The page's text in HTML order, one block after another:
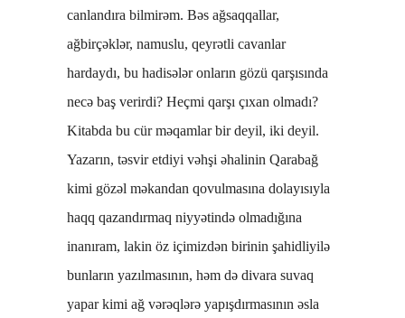
canlandıra bilmirəm. Bəs ağsaqqallar,
ağbirçəklər, namuslu, qeyrətli cavanlar
hardaydı, bu hadisələr onların gözü qarşısında
necə baş verirdi? Heçmi qarşı çıxan olmadı?
Kitabda bu cür məqamlar bir deyil, iki deyil.
Yazarın, təsvir etdiyi vəhşi əhalinin Qarabağ
kimi gözəl məkandan qovulmasına dolayısıyla
haqq qazandırmaq niyyətində olmadığına
inanıram, lakin öz içimizdən birinin şahidliyilə
bunların yazılmasının, həm də divara suvaq
yapar kimi ağ vərəqlərə yapışdırmasının əsla